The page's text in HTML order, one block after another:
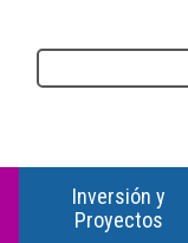
Inversión y
Proyectos